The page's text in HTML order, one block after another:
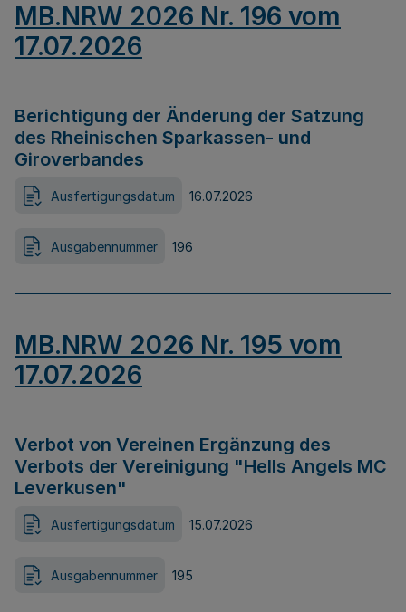
MB.NRW 2026 Nr. 196 vom
17.07.2026
Berichtigung der Änderung der Satzung
des Rheinischen Sparkassen- und
Giroverbandes
Ausfertigungsdatum 16.07.2026
Ausgabennummer 196
MB.NRW 2026 Nr. 195 vom
17.07.2026
Verbot von Vereinen Ergänzung des
Verbots der Vereinigung "Hells Angels MC
Leverkusen"
Ausfertigungsdatum 15.07.2026
Ausgabennummer 195